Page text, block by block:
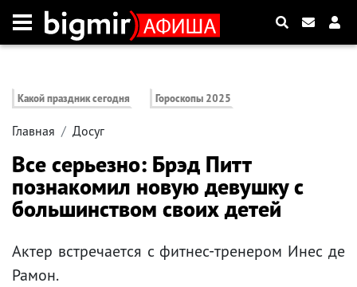
Какой праздник сегодня Гороскопы 2025
Главная Досуг
Все серьезно: Брэд Питт
познакомил новую девушку с
большинством своих детей
Актер встречается с фитнес-тренером Инес де
Рамон.